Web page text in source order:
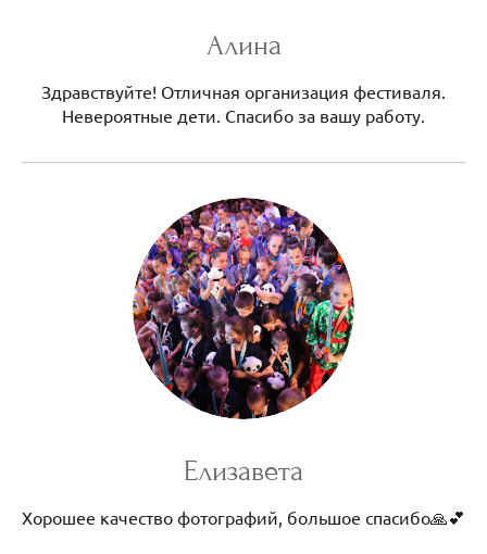
Алина
Здравствуйте! Отличная организация фестиваля.
Невероятные дети. Спасибо за вашу работу.
Елизавета
Хорошее качество фотографий, большое спасибо🙏💕